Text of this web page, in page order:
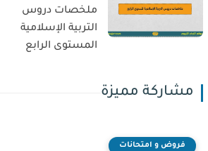
ملخصات دروس
التربية الإسلامية
المستوى الرابع
مشاركة مميزة
فروض و امتحانات